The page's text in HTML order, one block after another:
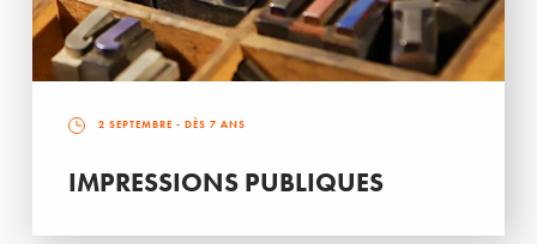
2 SEPTEMBRE - DÈS 7 ANS
IMPRESSIONS PUBLIQUES